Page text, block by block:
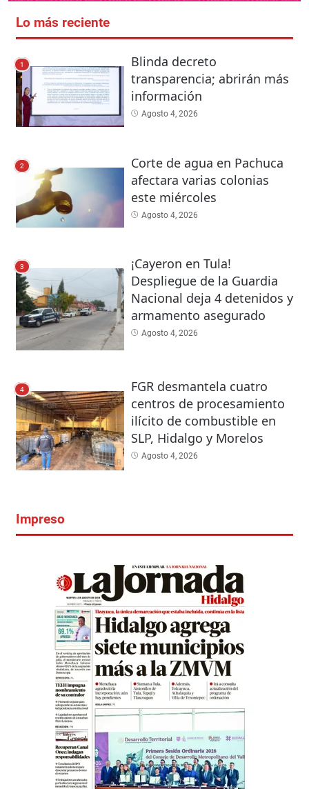
Lo más reciente
1
Blinda decreto
transparencia; abrirán más
información
Agosto 4, 2026
2
Corte de agua en Pachuca
afectara varias colonias
este miércoles
Agosto 4, 2026
3
¡Cayeron en Tula!
Despliegue de la Guardia
Nacional deja 4 detenidos y
armamento asegurado
Agosto 4, 2026
4
FGR desmantela cuatro
centros de procesamiento
ilícito de combustible en
SLP, Hidalgo y Morelos
Agosto 4, 2026
Impreso